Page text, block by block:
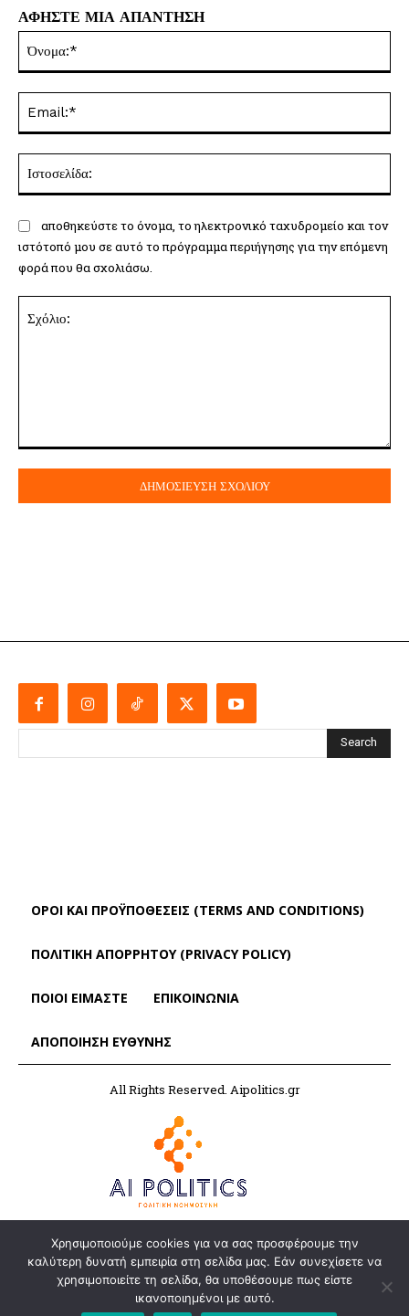
ΑΦΗΣΤΕ ΜΙΑ ΑΠΑΝΤΗΣΗ
αποθηκεύστε το όνομα, το ηλεκτρονικό ταχυδρομείο και τον
ιστότοπό μου σε αυτό το πρόγραμμα περιήγησης για την επόμενη
φορά που θα σχολιάσω.
Search
ΌΡΟΙ ΚΑΙ ΠΡΟΫΠΟΘΈΣΕΙΣ (TERMS AND CONDITIONS)
ΠΟΛΙΤΙΚΗ ΑΠΟΡΡΗΤΟΥ (PRIVACY POLICY)
ΠΟΙΟΙ ΕΙΜΑΣΤΕ ΕΠΙΚΟΙΝΩΝΙΑ
ΑΠΟΠΟΊΗΣΗ ΕΥΘΎΝΗΣ
All Rights Reserved. Aipolitics.gr
Χρησιμοποιούμε cookies για να σας προσφέρουμε την
καλύτερη δυνατή εμπειρία στη σελίδα μας. Εάν συνεχίσετε να
χρησιμοποιείτε τη σελίδα, θα υποθέσουμε πως είστε
ικανοποιημένοι με αυτό.